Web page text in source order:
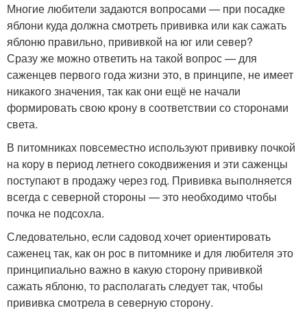
Многие любители задаются вопросами — при посадке
яблони куда должна смотреть прививка или как сажать
яблоню правильно, прививкой на юг или север?
Сразу же можно ответить на такой вопрос — для
саженцев первого года жизни это, в принципе, не имеет
никакого значения, так как они ещё не начали
формировать свою крону в соответствии со сторонами
света.
В питомниках повсеместно используют прививку почкой
на кору в период летнего сокодвижения и эти саженцы
поступают в продажу через год. Прививка выполняется
всегда с северной стороны — это необходимо чтобы
почка не подсохла.
Следовательно, если садовод хочет ориентировать
саженец так, как он рос в питомнике и для любителя это
принципиально важно в какую сторону прививкой
сажать яблоню, то располагать следует так, чтобы
прививка смотрела в северную сторону.